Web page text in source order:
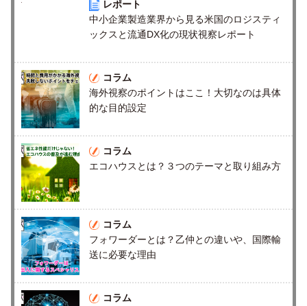
レポート
中小企業製造業界から見る米国のロジスティ
ックスと流通DX化の現状視察レポート
コラム
海外視察のポイントはここ！大切なのは具体
的な目的設定
コラム
エコハウスとは？３つのテーマと取り組み方
コラム
フォワーダーとは？乙仲との違いや、国際輸
送に必要な理由
コラム